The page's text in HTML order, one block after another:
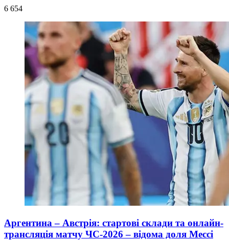
6 654
Аргентина – Австрія: стартові склади та онлайн-
трансляція матчу ЧС-2026 – відома доля Мессі